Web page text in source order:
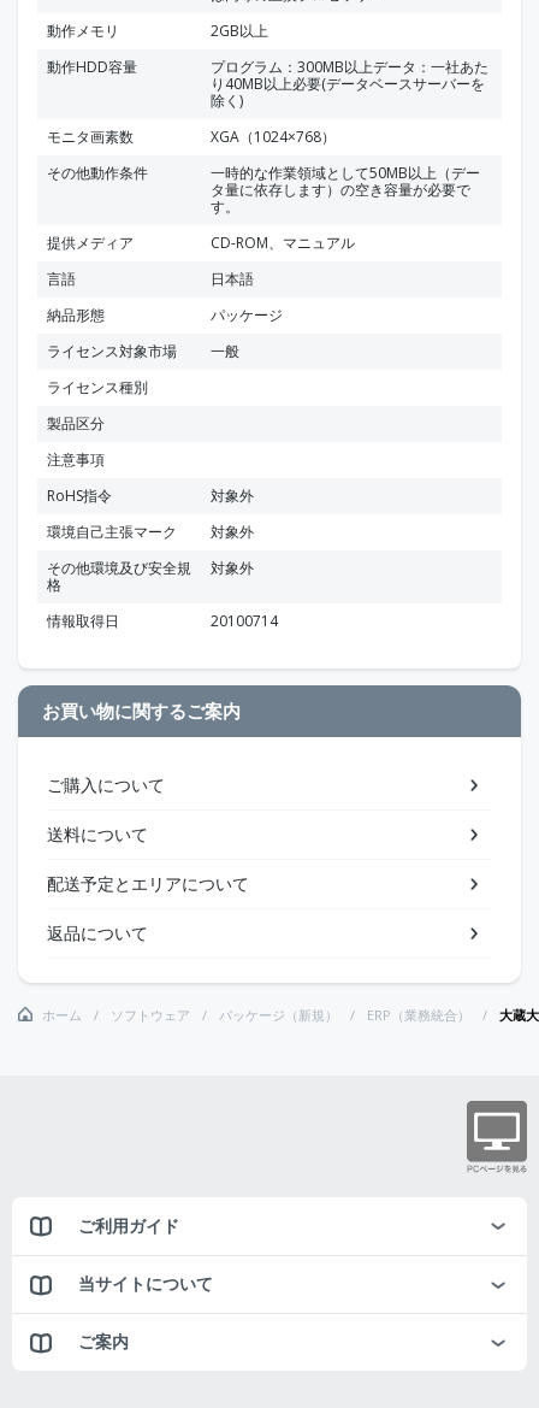
動作メモリ
2GB以上
動作HDD容量
プログラム：300MB以上データ：一社あた
り40MB以上必要(データベースサーバーを
除く)
モニタ画素数
XGA（1024×768）
その他動作条件
一時的な作業領域として50MB以上（デー
タ量に依存します）の空き容量が必要で
す。
提供メディア
CD-ROM、マニュアル
言語
日本語
納品形態
パッケージ
ライセンス対象市場
一般
ライセンス種別
製品区分
注意事項
RoHS指令
対象外
環境自己主張マーク
対象外
その他環境及び安全規
格
対象外
情報取得日 20100714
お買い物に関するご案内
ご購入について
送料について
配送予定とエリアについて
返品について
ホーム ソフトウェア パッケージ（新規） ERP（業務統合） 大蔵
ご利用ガイド
当サイトについて
ご案内